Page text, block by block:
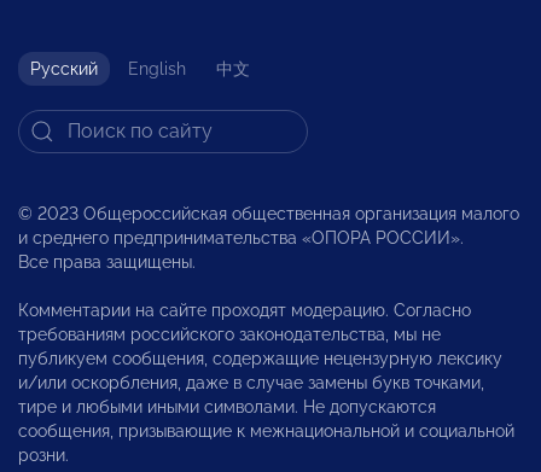
Русский English 中文
© 2023 Общероссийская общественная организация малого
и среднего предпринимательства «ОПОРА РОССИИ».
Все права защищены.
Комментарии на сайте проходят модерацию. Согласно
требованиям российского законодательства, мы не
публикуем сообщения, содержащие нецензурную лексику
и/или оскорбления, даже в случае замены букв точками,
тире и любыми иными символами. Не допускаются
сообщения, призывающие к межнациональной и социальной
розни.